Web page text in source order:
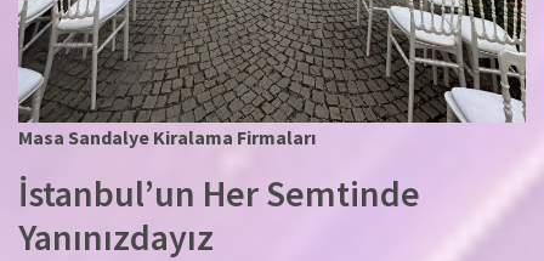
Masa Sandalye Kiralama Firmaları
İstanbul’un Her Semtinde
Yanınızdayız